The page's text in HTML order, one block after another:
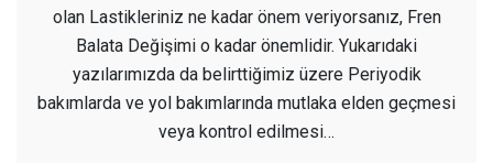
olan Lastikleriniz ne kadar önem veriyorsanız, Fren
Balata Değişimi o kadar önemlidir. Yukarıdaki
yazılarımızda da belirttiğimiz üzere Periyodik
bakımlarda ve yol bakımlarında mutlaka elden geçmesi
veya kontrol edilmesi…